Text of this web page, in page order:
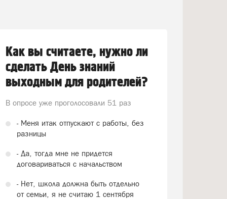
Как вы считаете, нужно ли
сделать День знаний
выходным для родителей?
В опросе уже проголосовали 51 раз
- Меня итак отпускают с работы, без
разницы
- Да, тогда мне не придется
договариваться с начальством
- Нет, школа должна быть отдельно
от семьи, я не считаю 1 сентября